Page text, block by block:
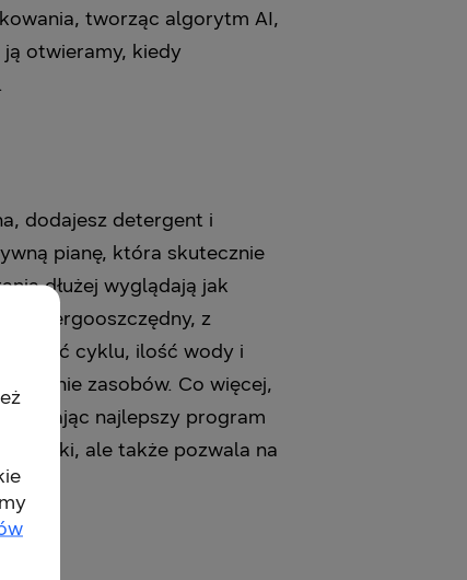
tworząc algorytm AI,
otwieramy, kiedy
dodajesz detergent i
pianę, która skutecznie
dłużej wyglądają jak
energooszczędny, z
cyklu, ilość wody i
zasobów. Co więcej,
najlepszy program
ale także pozwala na